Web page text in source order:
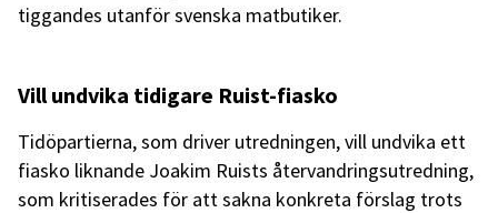
tiggandes utanför svenska matbutiker.
Vill undvika tidigare Ruist-fiasko
Tidöpartierna, som driver utredningen, vill undvika ett
fiasko liknande Joakim Ruists återvandringsutredning,
som kritiserades för att sakna konkreta förslag trots